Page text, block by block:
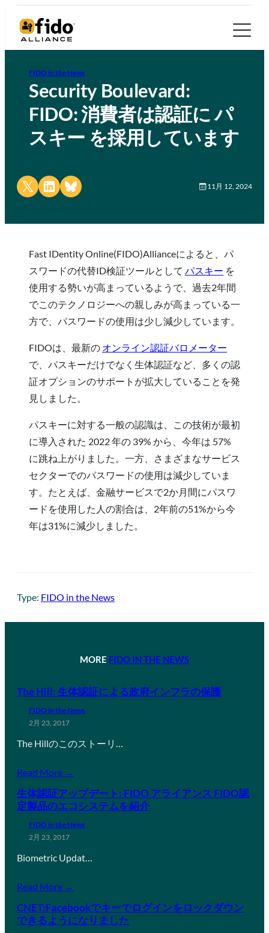
FIDO in the News
Security Boulevard:
FIDO: 消費者は認証に パ
スキー を採用しています
Share on X Share on LinkedIn
Share on Bluesky 11月 12, 2024
Fast IDentity Online(FIDO)Allianceによると、パ
スワードの代替ID検証ツールとして パスキー を
使用する勢いが高まっているようで、過去2年間
でこのテクノロジーへの親しみが高まっている一
方で、パスワードの使用は少し減少しています。
FIDOは、最新の オンライン認証バロメーター
で、パスキーだけでなく生体認証など、多くの認
証オプションのサポートが拡大していることを発
見しました。
パスキーに対する一般の認識は、この技術が最初
に導入された 2022 年の 39% から、今年は 57%
に跳ね上がりました。一方、さまざまなサービス
セクターでのパスワードの使用は減少していま
す。たとえば、金融サービスで2か月間にパスワ
ードを使用した人の割合は、2年前の51%から今
年は31%に減少しました。
Type: FIDO in the News
MORE FIDO IN THE NEWS
The Hill: 生体認証による政府インフラの保護
FIDO in the News
2月 23, 2017
The Hillのこのストーリ…
Read More →
生体認証アップデート: FIDO アライアンス FIDO認
定製品のエコシステムを紹介
FIDO in the News
2月 23, 2017
Biometric Updat…
Read More →
CNET:Facebookでキーでログインをロックダウン
できるようになりました